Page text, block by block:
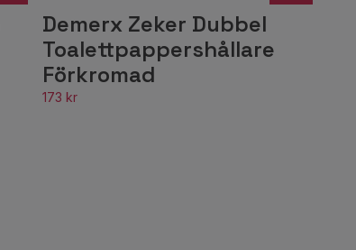
Demerx Zeker Dubbel
Toalettpappershållare
Förkromad
173 kr